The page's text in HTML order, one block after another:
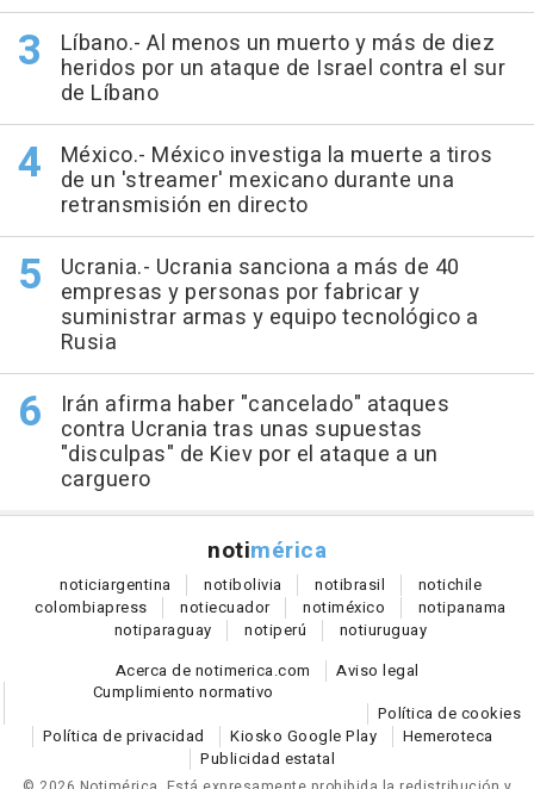
Líbano.- Al menos un muerto y más de diez
heridos por un ataque de Israel contra el sur
de Líbano
México.- México investiga la muerte a tiros
de un 'streamer' mexicano durante una
retransmisión en directo
Ucrania.- Ucrania sanciona a más de 40
empresas y personas por fabricar y
suministrar armas y equipo tecnológico a
Rusia
Irán afirma haber "cancelado" ataques
contra Ucrania tras unas supuestas
"disculpas" de Kiev por el ataque a un
carguero
notimérica
noticiargentina notibolivia notibrasil notichile
colombiapress notiecuador notiméxico notipanama
notiparaguay notiperú notiuruguay
Acerca de notimerica.com
Aviso legal
Cumplimiento normativo
Política de cookies
Política de privacidad
Kiosko Google Play
Hemeroteca
Publicidad estatal